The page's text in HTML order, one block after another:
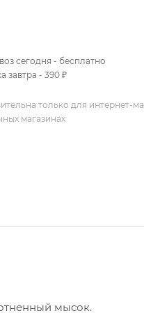
сегодня - бесплатно
завтра - 390 ₽
только для интернет-
магазинах
мысок.